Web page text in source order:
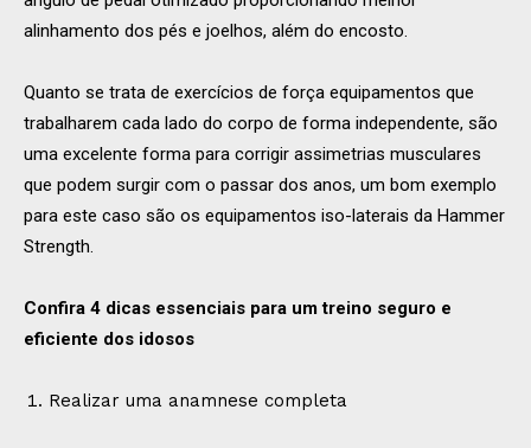
alinhamento dos pés e joelhos, além do encosto.
Quanto se trata de exercícios de força equipamentos que
trabalharem cada lado do corpo de forma independente, são
uma excelente forma para corrigir assimetrias musculares
que podem surgir com o passar dos anos, um bom exemplo
para este caso são os equipamentos iso-laterais da Hammer
Strength.
Confira 4 dicas essenciais para um treino seguro e
eficiente dos idosos
Realizar uma anamnese completa